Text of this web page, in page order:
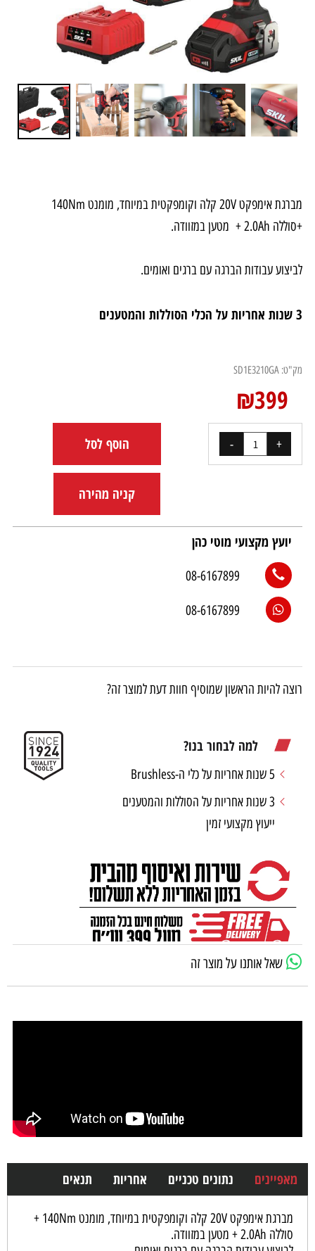
מברגת אימפקט 20V קלה וקומפקטית במיוחד, מומנט 140Nm
+סוללה 2.0Ah + מטען במזוודה.
לביצוע עבודות הברגה עם ברגים ואומים.
3 שנות אחריות על הכלי הסוללות והמטענים
מק"ט: SD1E3210GA
₪399
הוסף לסל
קניה מהירה
יועץ מקצועי מוטי כהן
08-6167899
08-6167899
רוצה להיות הראשון שמוסיף חוות דעת למוצר זה?
למה לבחור בנו?
5 שנות אחריות על כלי ה-Brushless
3 שנות אחריות על הסוללות והמטענים
ייעוץ מקצועי זמין
שאל אותנו על מוצר זה
מאפיינים נתונים טכניים אחריות תנאים
מברגת אימפקט 20V קלה וקומפקטית במיוחד, מומנט 140Nm +
סוללה 2.0Ah + מטען במזוודה.